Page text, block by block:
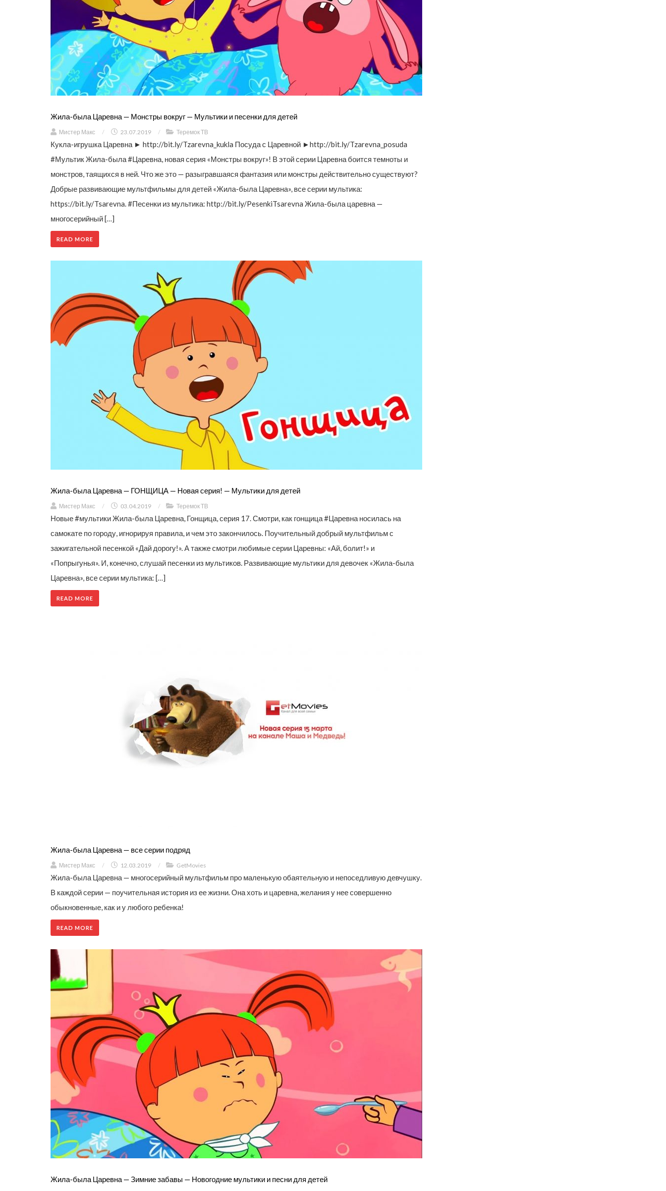
Жила-была Царевна — Монстры вокруг — Мультики и песенки для детей
Мистер Макс / 23.07.2019 / Теремок ТВ
Кукла-игрушка Царевна ► http://bit.ly/Tzarevna_kukla Посуда с Царевной ►http://bit.ly/Tzarevna_posuda
#Мультик Жила-была #Царевна, новая серия «Монстры вокруг»! В этой серии Царевна боится темноты и
монстров, таящихся в ней. Что же это — разыгравшаяся фантазия или монстры действительно существуют?
Добрые развивающие мультфильмы для детей «Жила-была Царевна», все серии мультика:
https://bit.ly/Tsarevna. #Песенки из мультика: http://bit.ly/PesenkiTsarevna Жила-была царевна —
многосерийный […]
READ MORE
Жила-была Царевна — ГОНЩИЦА — Новая серия! — Мультики для детей
Мистер Макс / 03.04.2019 / Теремок ТВ
Новые #мультики Жила-была Царевна, Гонщица, серия 17. Смотри, как гонщица #Царевна носилась на
самокате по городу, игнорируя правила, и чем это закончилось. Поучительный добрый мультфильм с
зажигательной песенкой «Дай дорогу!». А также смотри любимые серии Царевны: «Ай, болит!» и
«Попрыгунья». И, конечно, слушай песенки из мультиков. Развивающие мультики для девочек «Жила-была
Царевна», все серии мультика: […]
READ MORE
Жила-была Царевна — все серии подряд
Мистер Макс / 12.03.2019 / GetMovies
Жила-была Царевна — многосерийный мультфильм про маленькую обаятельную и непоседливую девчушку.
В каждой серии — поучительная история из ее жизни. Она хоть и царевна, желания у нее совершенно
обыкновенные, как и у любого ребенка!
READ MORE
Жила-была Царевна — Зимние забавы — Новогодние мультики и песни для детей